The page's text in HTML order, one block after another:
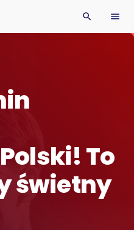
search menu
To
świetny